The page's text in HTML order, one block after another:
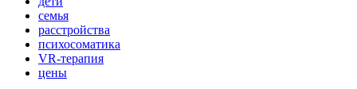
семья
расстройства
психосоматика
VR-терапия
цены